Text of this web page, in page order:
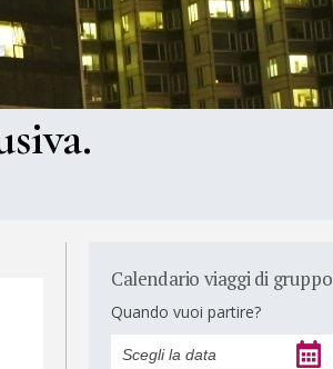
Calendario viaggi di gruppo
Quando vuoi partire?